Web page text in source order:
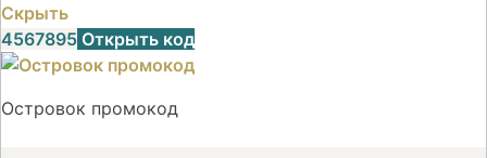
Скрыть
4567895 Открыть код
Островок промокод